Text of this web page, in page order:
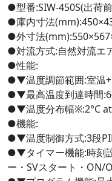
●型番:SIW-450S(出荷
●庫内寸法
●外寸法
●対流方式:自然対流エ
●性能:
●▼温度調節範囲:室温
●▼最高温度到達時間
●▼温度分布幅※:2°C
●機能:
●▼温度制御方式:3段
●▼タイマー機能:時刻
ー・SVスタート・ON/